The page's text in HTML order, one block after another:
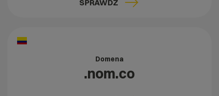
SPRAWDŹ
Domena
.nom.co